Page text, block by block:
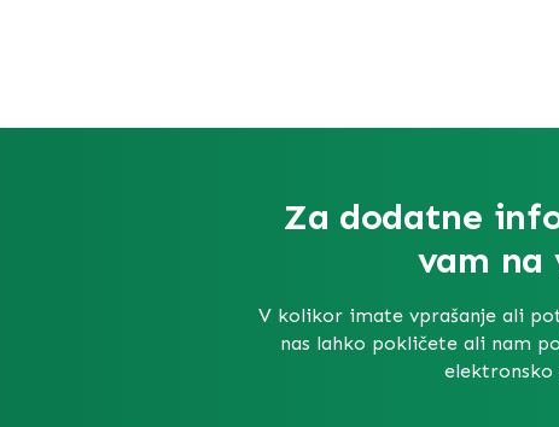
Za dodatne
vam na
V kolikor imate vprašanje ali
nas lahko pokličete ali nam
elektronsko